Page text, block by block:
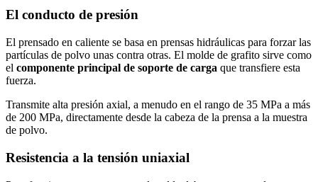
El conducto de presión
El prensado en caliente se basa en prensas hidráulicas para forzar las
partículas de polvo unas contra otras. El molde de grafito sirve como
el componente principal de soporte de carga que transfiere esta
fuerza.
Transmite alta presión axial, a menudo en el rango de 35 MPa a más
de 200 MPa, directamente desde la cabeza de la prensa a la muestra
de polvo.
Resistencia a la tensión uniaxial